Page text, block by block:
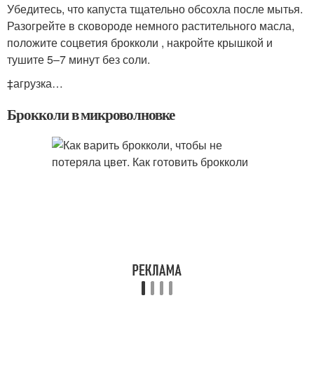
Убедитесь, что капуста тщательно обсохла после мытья.
Разогрейте в сковороде немного растительного масла,
положите соцветия брокколи , накройте крышкой и
тушите 5–7 минут без соли.
‡агрузка…
Брокколи в микроволновке